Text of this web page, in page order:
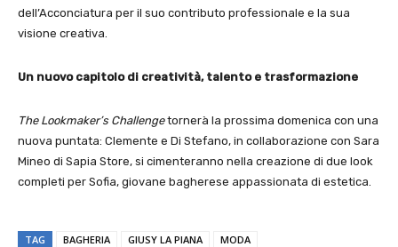
dell’Acconciatura per il suo contributo professionale e la sua
visione creativa.
Un nuovo capitolo di creatività, talento e trasformazione
The Lookmaker’s Challengetornerà la prossima domenica con una
nuova puntata: Clemente e Di Stefano, in collaborazione con Sara
Mineo di Sapia Store, si cimenteranno nella creazione di due look
completi per Sofia, giovane bagherese appassionata di estetica.
TAG BAGHERIA GIUSY LA PIANA
MODA